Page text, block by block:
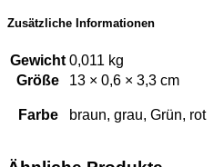
Zusätzliche Informationen
Gewicht 0,011 kg
Größe
13 × 0,6 × 3,3 cm
Farbe braun, grau, Grün, rot